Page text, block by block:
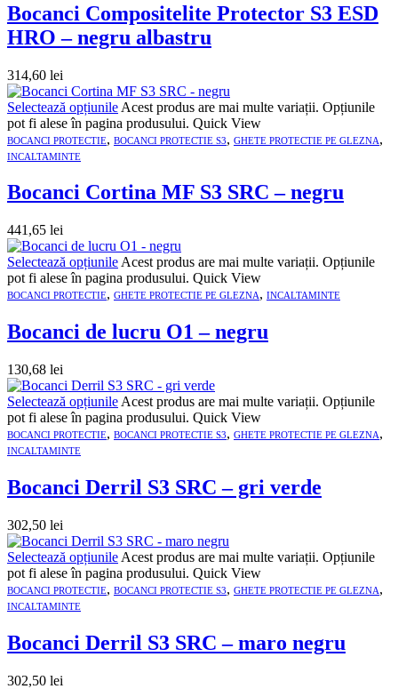
Bocanci Compositelite Protector S3 ESD
HRO – negru albastru
314,60 lei
Selectează opțiunile Acest produs are mai multe variații. Opțiunile
pot fi alese în pagina produsului. Quick View
BOCANCI PROTECTIE, BOCANCI PROTECTIE S3, GHETE PROTECTIE PE GLEZNA,
INCALTAMINTE
Bocanci Cortina MF S3 SRC – negru
441,65 lei
Selectează opțiunile Acest produs are mai multe variații. Opțiunile
pot fi alese în pagina produsului. Quick View
BOCANCI PROTECTIE, GHETE PROTECTIE PE GLEZNA, INCALTAMINTE
Bocanci de lucru O1 – negru
130,68 lei
Selectează opțiunile Acest produs are mai multe variații. Opțiunile
pot fi alese în pagina produsului. Quick View
BOCANCI PROTECTIE, BOCANCI PROTECTIE S3, GHETE PROTECTIE PE GLEZNA,
INCALTAMINTE
Bocanci Derril S3 SRC – gri verde
302,50 lei
Selectează opțiunile Acest produs are mai multe variații. Opțiunile
pot fi alese în pagina produsului. Quick View
BOCANCI PROTECTIE, BOCANCI PROTECTIE S3, GHETE PROTECTIE PE GLEZNA,
INCALTAMINTE
Bocanci Derril S3 SRC – maro negru
302,50 lei